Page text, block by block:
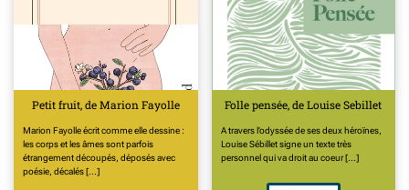
Petit fruit, de Marion Fayolle
Marion Fayolle écrit comme elle dessine :
les corps et les âmes sont parfois
étrangement découpés, déposés avec
poésie, décalés [...]
Folle pensée, de Louise Sebillet
A travers l’odyssée de ses deux héroïnes,
Louise Sébillet signe un texte très
personnel qui va droit au coeur [...]